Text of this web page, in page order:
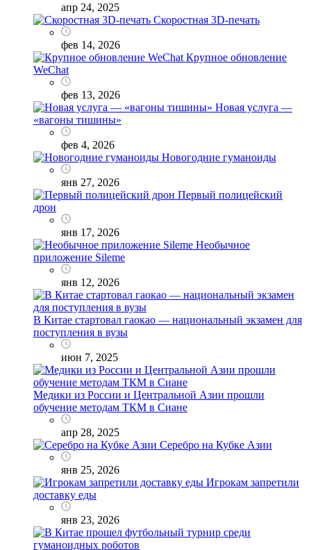
апр 24, 2025
Скоростная 3D-печать
фев 14, 2026
Крупное обновление
WeChat
фев 13, 2026
Новая услуга —
«вагоны тишины»
фев 4, 2026
Новогодние гуманоиды
янв 27, 2026
Первый полицейский
дрон
янв 17, 2026
Необычное
приложение Sileme
янв 12, 2026
В Китае стартовал гаокао — национальный экзамен для
поступления в вузы
июн 7, 2025
Медики из России и Центральной Азии прошли
обучение методам ТКМ в Сиане
апр 28, 2025
Серебро на Кубке Азии
янв 25, 2026
Игрокам запретили
доставку еды
янв 23, 2026